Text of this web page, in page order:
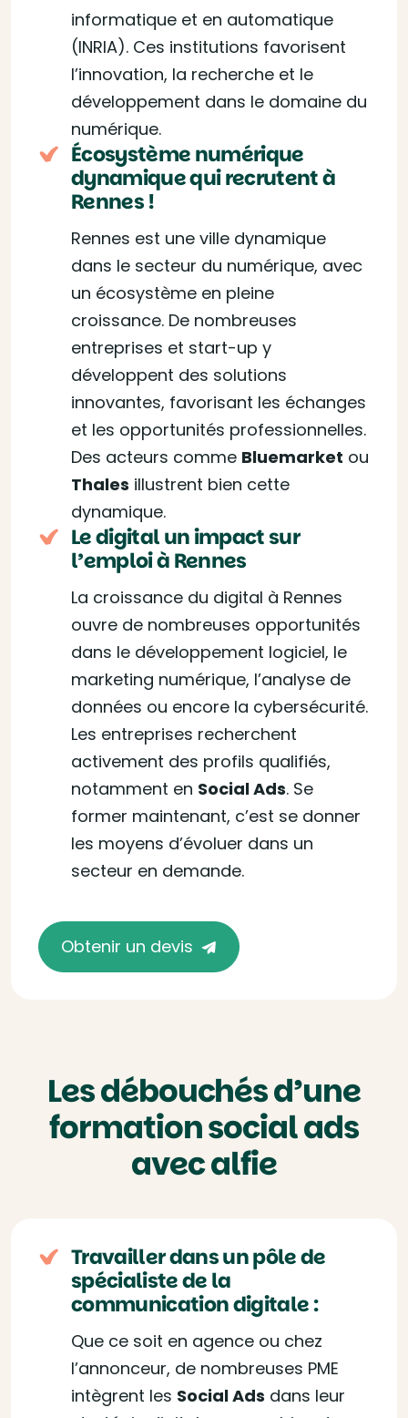
informatique et en automatique
(INRIA). Ces institutions favorisent
l’innovation, la recherche et le
développement dans le domaine du
numérique.
Écosystème numérique
dynamique qui recrutent à
Rennes !
Rennes est une ville dynamique
dans le secteur du numérique, avec
un écosystème en pleine
croissance. De nombreuses
entreprises et start-up y
développent des solutions
innovantes, favorisant les échanges
et les opportunités professionnelles.
Des acteurs comme Bluemarket ou
Thales illustrent bien cette
dynamique.
Le digital un impact sur
l’emploi à Rennes
La croissance du digital à Rennes
ouvre de nombreuses opportunités
dans le développement logiciel, le
marketing numérique, l’analyse de
données ou encore la cybersécurité.
Les entreprises recherchent
activement des profils qualifiés,
notamment en Social Ads. Se
former maintenant, c’est se donner
les moyens d’évoluer dans un
secteur en demande.
Obtenir un devis
Les débouchés d’une
formation social ads
avec alfie
Travailler dans un pôle de
spécialiste de la
communication digitale :
Que ce soit en agence ou chez
l’annonceur, de nombreuses PME
intègrent les Social Ads dans leur